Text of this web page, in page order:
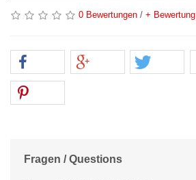
0 Bewertungen / + Bewertung
Fragen / Questions